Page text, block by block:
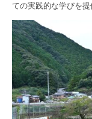
ての実践的な学びを提